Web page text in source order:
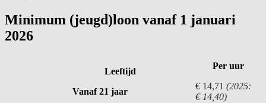
Minimum (jeugd)loon vanaf 1 januari
2026
Leeftijd
Per uur
Vanaf 21 jaar
€ 14,71 (2025:
€ 14,40)